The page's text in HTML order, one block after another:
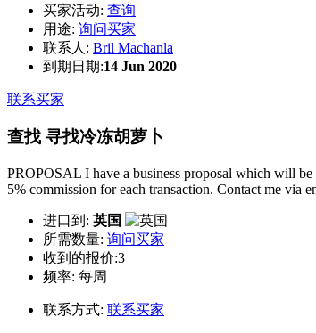
买家活动: 查询
用途: 询问买家
联系人: Bril Machanla
到期日期:14 Jun 2020
联系买家
查找 寻找冷冻胡萝卜
PROPOSAL I have a business proposal which will
5% commission for each transaction. Contact me via
进口到: 英国
所需数量: 询问买家
收到的报价:3
频率: 每周
联系方式: 联系买家